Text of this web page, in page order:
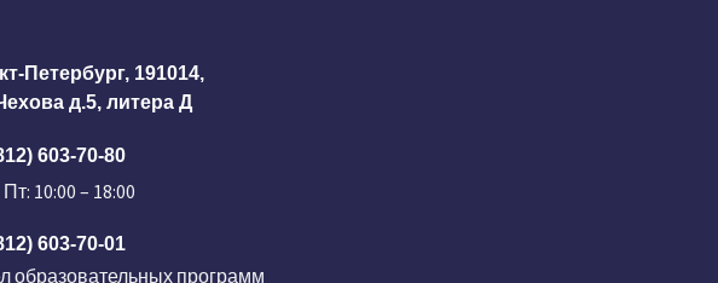
Петербург, 191014,
д.5, литера Д
603-70-80
10:00 – 18:00
603-70-01
образовательных программ